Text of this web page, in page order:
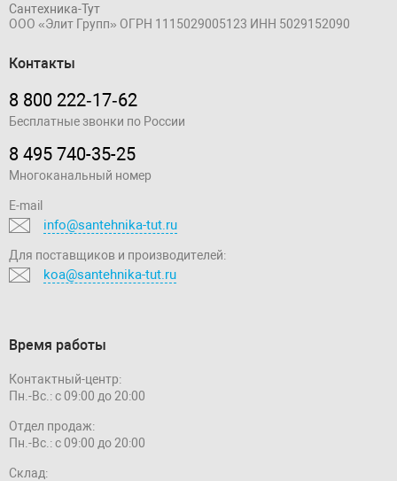
Сантехника-Тут
ООО «Элит Групп» ОГРН 1115029005123 ИНН 5029152090
Контакты
8 800 222‑17‑62
Бесплатные звонки по России
8 495 740-35-25
Многоканальный номер
E-mail
info@santehnika-tut.ru
Для поставщиков и производителей:
koa@santehnika-tut.ru
Время работы
Контактный-центр:
Пн.-Вс.: с 09:00 до 20:00
Отдел продаж:
Пн.-Вс.: с 09:00 до 20:00
Склад: